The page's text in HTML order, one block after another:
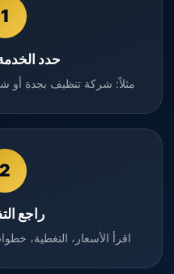
1
حدد
مثلاً: شركة تنظيف بجدة أو
2
راجع
اقرأ الأسعار، التغطية،